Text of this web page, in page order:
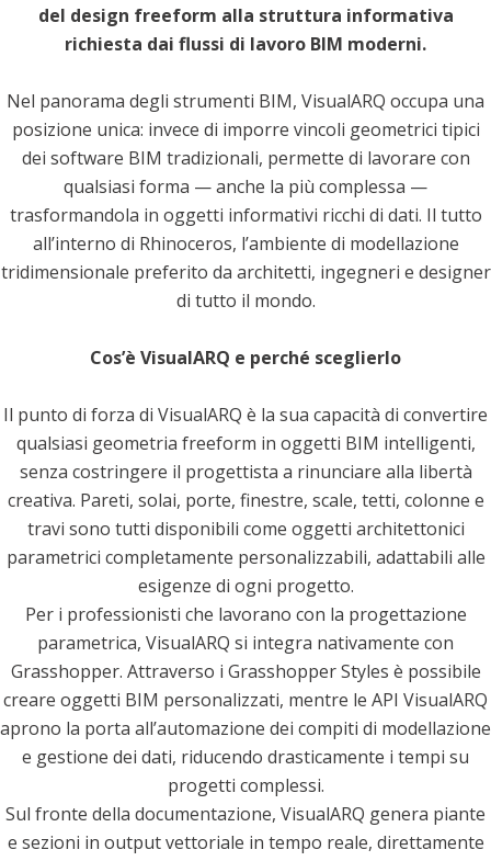
del design freeform alla struttura informativa
richiesta dai flussi di lavoro BIM moderni.
Nel panorama degli strumenti BIM, VisualARQ occupa una
posizione unica: invece di imporre vincoli geometrici tipici
dei software BIM tradizionali, permette di lavorare con
qualsiasi forma — anche la più complessa —
trasformandola in oggetti informativi ricchi di dati. Il tutto
all’interno di Rhinoceros, l’ambiente di modellazione
tridimensionale preferito da architetti, ingegneri e designer
di tutto il mondo.
Cos’è VisualARQ e perché sceglierlo
Il punto di forza di VisualARQ è la sua capacità di convertire
qualsiasi geometria freeform in oggetti BIM intelligenti,
senza costringere il progettista a rinunciare alla libertà
creativa. Pareti, solai, porte, finestre, scale, tetti, colonne e
travi sono tutti disponibili come oggetti architettonici
parametrici completamente personalizzabili, adattabili alle
esigenze di ogni progetto.
Per i professionisti che lavorano con la progettazione
parametrica, VisualARQ si integra nativamente con
Grasshopper. Attraverso i Grasshopper Styles è possibile
creare oggetti BIM personalizzati, mentre le API VisualARQ
aprono la porta all’automazione dei compiti di modellazione
e gestione dei dati, riducendo drasticamente i tempi su
progetti complessi.
Sul fronte della documentazione, VisualARQ genera piante
e sezioni in output vettoriale in tempo reale, direttamente